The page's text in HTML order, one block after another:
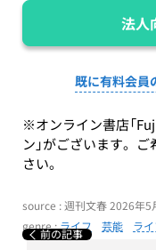
法人
既に有料会員
※オンライン書店「
ン」がございます。
さい。
source : 週刊文春 2026年5
genre :ライフ 芸能 ラ
前の記事